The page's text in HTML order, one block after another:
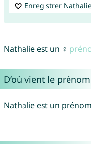
Enregistrer Nathalie
Nathalie est un ♀
D’où vient le
Nathalie est un